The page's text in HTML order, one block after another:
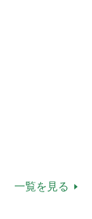
一覧を見る